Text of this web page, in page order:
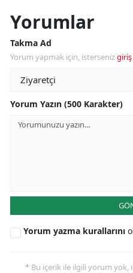
Yorumlar
Takma Ad
Yorum yapmak için, istersenizgiriş
Yorum Yazın (500 Karakter)
Yorum yazma kurallarını
* Bu içerik ile ilgili yorum yok,